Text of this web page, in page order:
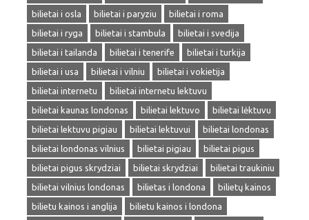
bilietai i osla
bilietai i paryziu
bilietai i roma
bilietai i ryga
bilietai i stambula
bilietai i svedija
bilietai i tailanda
bilietai i tenerife
bilietai i turkija
bilietai i usa
bilietai i vilniu
bilietai i vokietija
bilietai internetu
bilietai internetu lektuvu
bilietai kaunas londonas
bilietai lektuvo
bilietai lėktuvu
bilietai lektuvu pigiau
bilietai lektuvui
bilietai londonas
bilietai londonas vilnius
bilietai pigiau
bilietai pigus
bilietai pigus skrydziai
bilietai skrydziai
bilietai traukiniu
bilietai vilnius londonas
bilietas i londona
bilietų kainos
bilietu kainos i anglija
bilietu kainos i londona